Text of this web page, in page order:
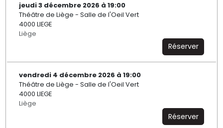
jeudi 3 décembre 2026 à 19:00
Théâtre de Liège - Salle de l'Oeil Vert
4000 LIEGE
Liège
Réserver
vendredi 4 décembre 2026 à 19:00
Théâtre de Liège - Salle de l'Oeil Vert
4000 LIEGE
Liège
Réserver